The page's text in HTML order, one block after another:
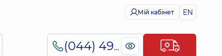
Мій кабінет EN
(044) 495-2-888